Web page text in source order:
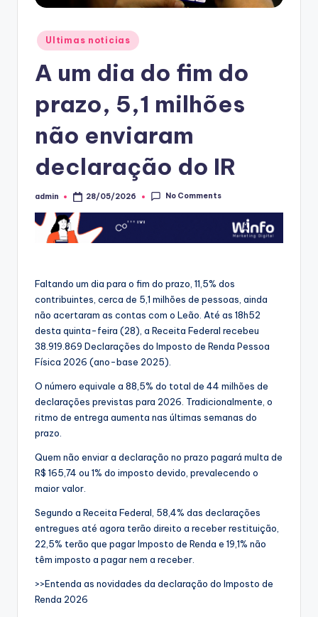
Posted
in
Ultimas noticias
A um dia do fim do
prazo, 5,1 milhões
não enviaram
declaração do IR
Posted
admin 28/05/2026 No Comments
Faltando um dia para o fim do prazo, 11,5% dos
contribuintes, cerca de 5,1 milhões de pessoas, ainda
não acertaram as contas com o Leão. Até as 18h52
desta quinta-feira (28), a Receita Federal recebeu
38.919.869 Declarações do Imposto de Renda Pessoa
Física 2026 (ano-base 2025).
O número equivale a 88,5% do total de 44 milhões de
declarações previstas para 2026. Tradicionalmente, o
ritmo de entrega aumenta nas últimas semanas do
prazo.
Quem não enviar a declaração no prazo pagará multa de
R$ 165,74 ou 1% do imposto devido, prevalecendo o
maior valor.
Segundo a Receita Federal, 58,4% das declarações
entregues até agora terão direito a receber restituição,
22,5% terão que pagar Imposto de Renda e 19,1% não
têm imposto a pagar nem a receber.
>>Entenda as novidades da declaração do Imposto de
Renda 2026